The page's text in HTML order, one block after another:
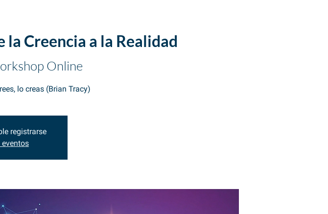
Creencia a la Realidad
Online
lo creas (Brian Tracy)
registrarse
eventos